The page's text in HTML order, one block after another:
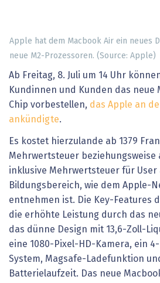
Apple hat dem Macbook Air ein neues
neue M2-Prozessoren. (Source: Apple)
Ab Freitag, 8. Juli um 14 Uhr
Kundinnen und Kunden das neue
Chip vorbestellen, das Apple an
ankündigte.
Es kostet hierzulande ab 1379
Mehrwertsteuer beziehungsweise
inklusive Mehrwertsteuer für User
Bildungsbereich, wie dem Apple-
entnehmen ist. Die Key-Features
die erhöhte Leistung durch das
das dünne Design mit 13,6-Zoll-
eine 1080-Pixel-HD-Kamera, ein
System, Magsafe-Ladefunktion
Batterielaufzeit. Das neue